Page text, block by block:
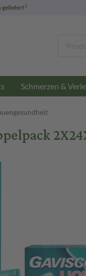
geliefert3
Schmerzen &